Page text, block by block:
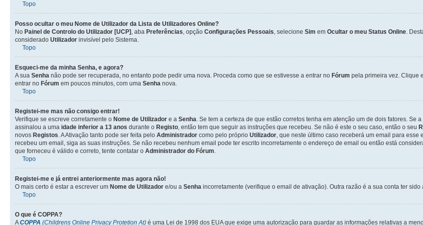
Topo
Posso ocultar o meu Nome de Utilizador da Lista de Utilizadores Online?
No Painel de Controlo do Utilizador [UCP] , aba Preferências, opção Configurações Pessoais, selecione Sim em Ocultar o meu Status Online.
considerado Utilizador invisível pelo Sistema.
Topo
Esqueci-me da minha Senha, e agora?
A sua Senha não pode ser recuperada, no entanto pode pedir uma nova. Proceda como que se estivesse a entrar no Fórum pela primeira vez. Clique
entrar no Fórum em poucos minutos, com uma Senha nova.
Topo
Registei-me mas não consigo entrar!
Verifique se escreve corretamente o Nome de Utilizador e a Senha. Se tem a certeza de que estão corretos tenha em atenção um de dois fatores. Se
assinalou a uma idade inferior a 13 anos durante o Registo, então tem que seguir as instruções que recebeu. Se não é este o seu caso, então o seu
novos Registos. A Ativação tanto pode ser feita pelo Administrador como pelo próprio Utilizador, que neste último caso receberá um email para esse
recebeu um email, siga as suas instruções. Se não recebeu nenhum email pode ter escrito incorretamente o endereço de email ou então está
que forneceu é válido e correto, tente contatar o Administrador do Fórum.
Topo
Registei-me e já entrei anteriormente mas agora não!
O mais certo é estar a escrever um Nome de Utilizador e/ou a Senha incorretamente (verifique o email de ativação). Outra razão é a sua conta ter
Topo
O que é COPPA?
ACOPPA (Childrens Online Privacy Protetion At) é uma Lei de 1998 dos EUA que exige uma autorização para guardar as informações relativas a